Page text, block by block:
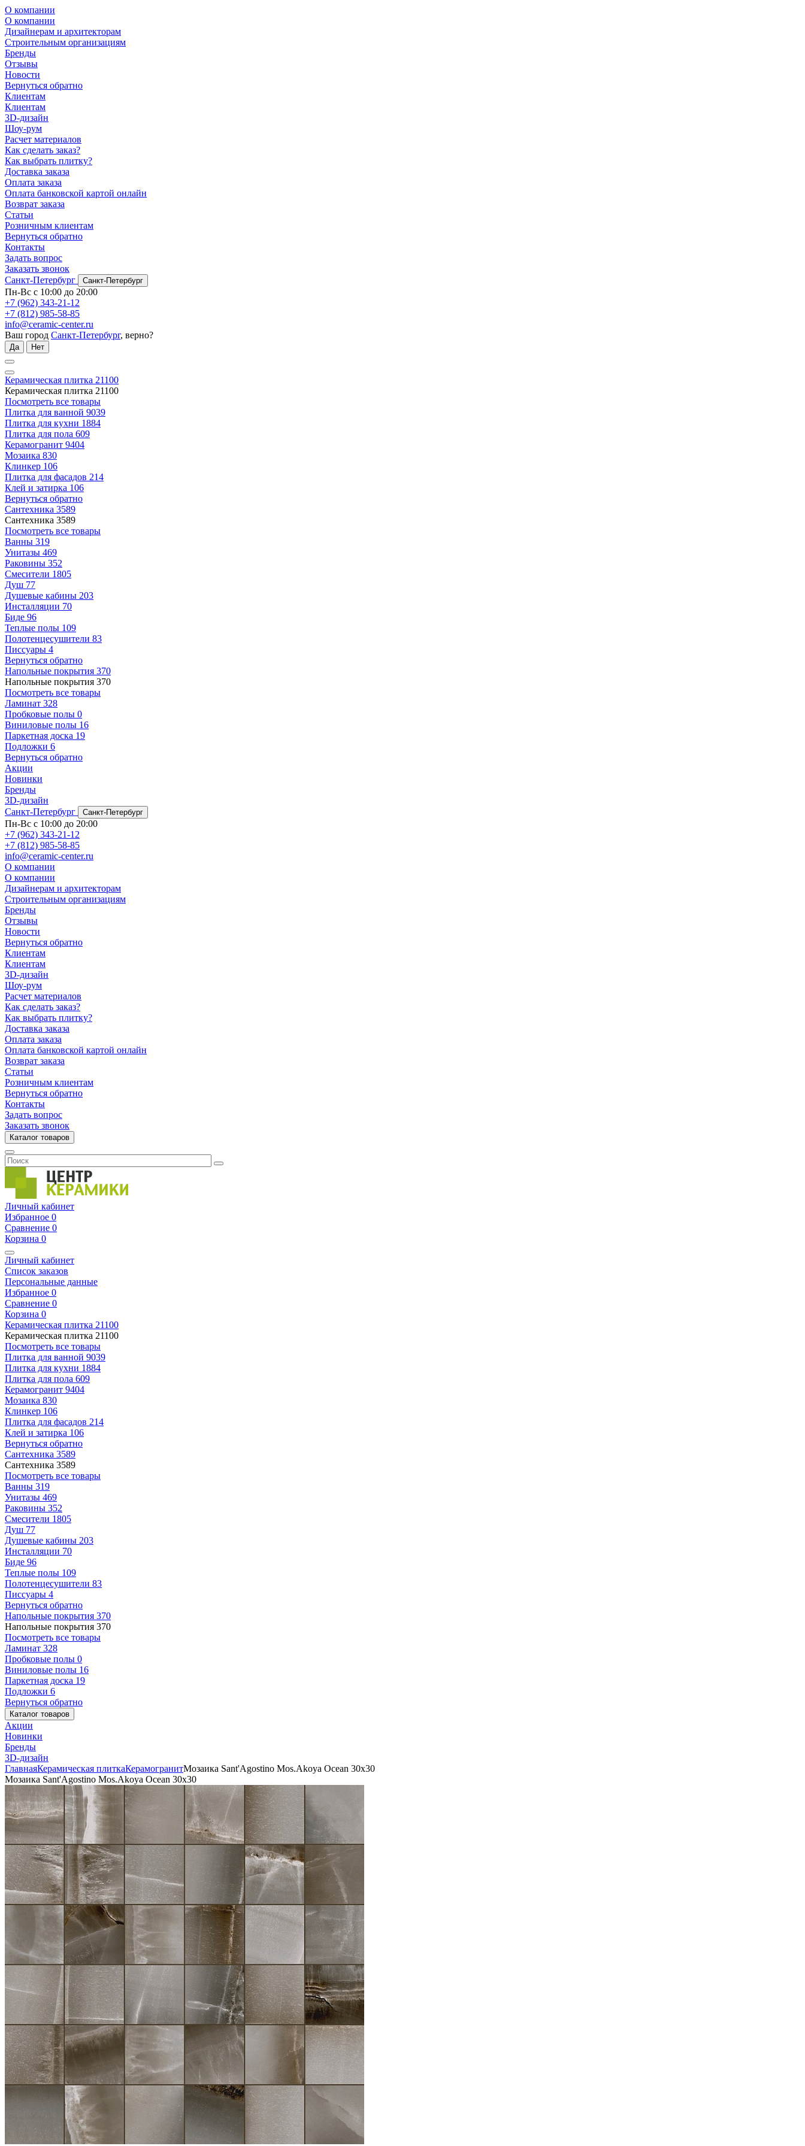
О компании
О компании
Дизайнерам и архитекторам
Строительным организациям
Бренды
Отзывы
Новости
Вернуться обратно
Клиентам
Клиентам
3D-дизайн
Шоу-рум
Расчет материалов
Как сделать заказ?
Как выбрать плитку?
Доставка заказа
Оплата заказа
Оплата банковской картой онлайн
Возврат заказа
Статьи
Розничным клиентам
Вернуться обратно
Контакты
Задать вопрос
Заказать звонок
Санкт-Петербург
Санкт-Петербург
Пн-Вс с 10:00 до 20:00
+7 (962) 343-21-12
+7 (812) 985-58-85
info@ceramic-center.ru
Ваш город Санкт-Петербург, верно?
Да Нет
Керамическая плитка 21100
Керамическая плитка 21100
Посмотреть все товары
Плитка для ванной 9039
Плитка для кухни 1884
Плитка для пола 609
Керамогранит 9404
Мозаика 830
Клинкер 106
Плитка для фасадов 214
Клей и затирка 106
Вернуться обратно
Сантехника 3589
Сантехника 3589
Посмотреть все товары
Ванны 319
Унитазы 469
Раковины 352
Смесители 1805
Душ 77
Душевые кабины 203
Инсталляции 70
Биде 96
Теплые полы 109
Полотенцесушители 83
Писсуары 4
Вернуться обратно
Напольные покрытия 370
Напольные покрытия 370
Посмотреть все товары
Ламинат 328
Пробковые полы 0
Виниловые полы 16
Паркетная доска 19
Подложки 6
Вернуться обратно
Акции
Новинки
Бренды
3D-дизайн
Санкт-Петербург
Санкт-Петербург
Пн-Вс с 10:00 до 20:00
+7 (962) 343-21-12
+7 (812) 985-58-85
info@ceramic-center.ru
О компании
О компании
Дизайнерам и архитекторам
Строительным организациям
Бренды
Отзывы
Новости
Вернуться обратно
Клиентам
Клиентам
3D-дизайн
Шоу-рум
Расчет материалов
Как сделать заказ?
Как выбрать плитку?
Доставка заказа
Оплата заказа
Оплата банковской картой онлайн
Возврат заказа
Статьи
Розничным клиентам
Вернуться обратно
Контакты
Задать вопрос
Заказать звонок
Каталог товаров
Личный кабинет
Избранное 0
Сравнение 0
Корзина 0
Личный кабинет
Список заказов
Персональные данные
Избранное 0
Сравнение 0
Корзина 0
Керамическая плитка 21100
Керамическая плитка 21100
Посмотреть все товары
Плитка для ванной 9039
Плитка для кухни 1884
Плитка для пола 609
Керамогранит 9404
Мозаика 830
Клинкер 106
Плитка для фасадов 214
Клей и затирка 106
Вернуться обратно
Сантехника 3589
Сантехника 3589
Посмотреть все товары
Ванны 319
Унитазы 469
Раковины 352
Смесители 1805
Душ 77
Душевые кабины 203
Инсталляции 70
Биде 96
Теплые полы 109
Полотенцесушители 83
Писсуары 4
Вернуться обратно
Напольные покрытия 370
Напольные покрытия 370
Посмотреть все товары
Ламинат 328
Пробковые полы 0
Виниловые полы 16
Паркетная доска 19
Подложки 6
Вернуться обратно
Каталог товаров
Акции
Новинки
Бренды
3D-дизайн
ГлавнаяКерамическая плиткаКерамогранитМозаика Sant'Agostino Mos.Akoya Ocean 30x30
Мозаика Sant'Agostino Mos.Akoya Ocean 30x30